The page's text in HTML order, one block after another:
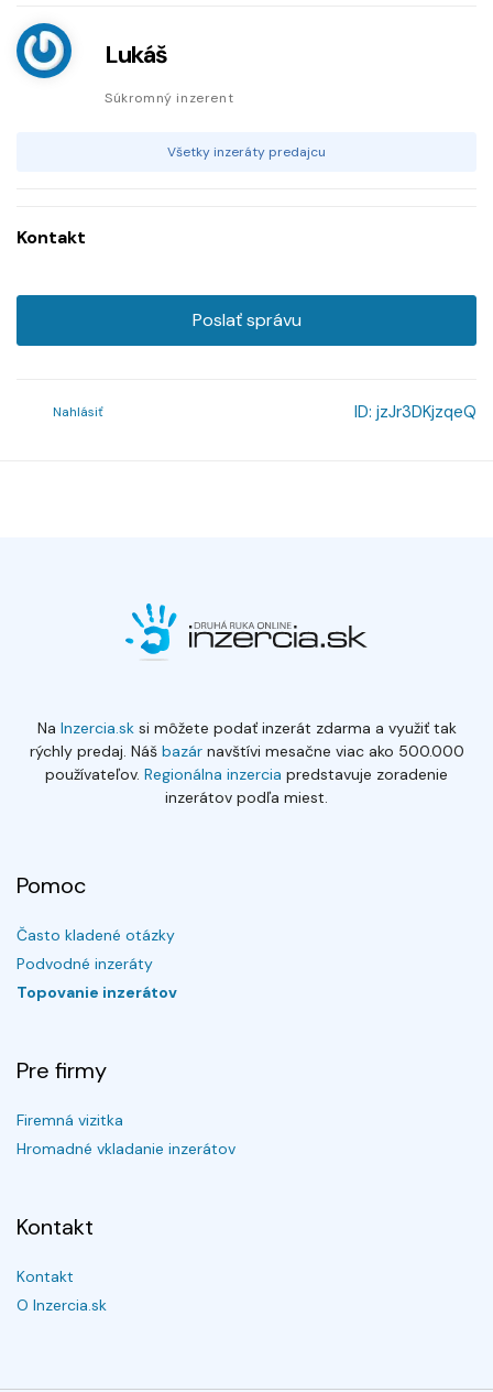
Lukáš
Súkromný inzerent
Všetky inzeráty predajcu
Kontakt
Poslať správu
Nahlásiť ID: jzJr3DKjzqeQ
Na Inzercia.sksi môžete podať inzerát zdarma a využiť tak
rýchly predaj. Náš bazárnavštívi mesačne viac ako 500.000
používateľov. Regionálna inzercia predstavuje zoradenie
inzerátov podľa miest.
Pomoc
Často kladené otázky
Podvodné inzeráty
Topovanie inzerátov
Pre firmy
Firemná vizitka
Hromadné vkladanie inzerátov
Kontakt
Kontakt
O Inzercia.sk